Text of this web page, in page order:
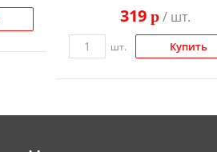
319 p/ шт.
шт. Купить